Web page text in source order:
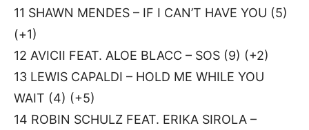
11 SHAWN MENDES – IF I CAN’T HAVE YOU (5)
(+1)
12 AVICII FEAT. ALOE BLACC – SOS (9) (+2)
13 LEWIS CAPALDI – HOLD ME WHILE YOU
WAIT (4) (+5)
14 ROBIN SCHULZ FEAT. ERIKA SIROLA –